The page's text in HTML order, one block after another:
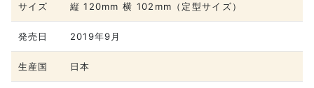
サイズ 縦 120mm 横 102mm（定型サイズ）
発売日 2019年9月
生産国 日本